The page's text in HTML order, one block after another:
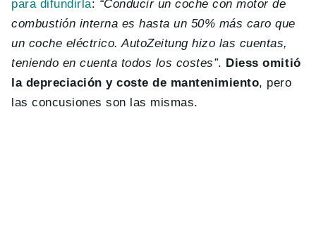
para difundirla: “Conducir un coche con motor de
combustión interna es hasta un 50% más caro que
un coche eléctrico. AutoZeitung hizo las cuentas,
teniendo en cuenta todos los costes”. Diess omitió
la depreciación y coste de mantenimiento, pero
las concusiones son las mismas.